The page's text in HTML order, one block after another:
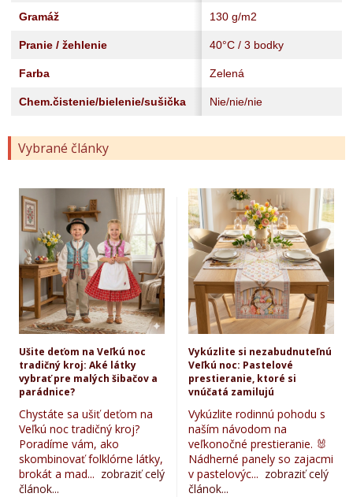
Gramáž 130 g/m2
Pranie / žehlenie 40°C / 3 bodky
Farba Zelená
Chem.čistenie/bielenie/sušička Nie/nie/nie
Vybrané články
Ušite deťom na Veľkú noc
tradičný kroj: Aké látky
vybrať pre malých šibačov a
parádnice?
Chystáte sa ušiť deťom na
Veľkú noc tradičný kroj?
Poradíme vám, ako
skombinovať folklórne látky,
brokát a mad... zobraziť celý
článok...
Vykúzlite si nezabudnuteľnú
Veľkú noc: Pastelové
prestieranie, ktoré si
vnúčatá zamilujú
Vykúzlite rodinnú pohodu s
naším návodom na
veľkonočné prestieranie. 🐰
Nádherné panely so zajacmi
v pastelovýc... zobraziť celý
článok...